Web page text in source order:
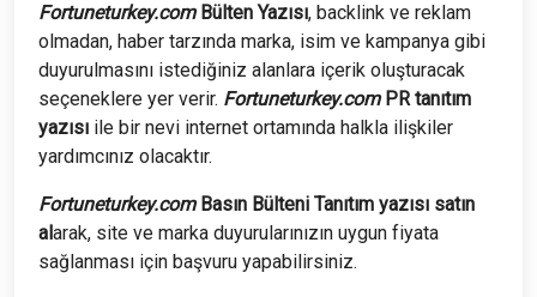
Fortuneturkey.comBülten Yazısı, backlink ve reklam
olmadan, haber tarzında marka, isim ve kampanya gibi
duyurulmasını istediğiniz alanlara içerik oluşturacak
seçeneklere yer verir. Fortuneturkey.comPR tanıtım
yazısı ile bir nevi internet ortamında halkla ilişkiler
yardımcınız olacaktır.
Fortuneturkey.comBasın Bülteni Tanıtım yazısı satın
al arak, site ve marka duyurularınızın uygun fiyata
sağlanması için başvuru yapabilirsiniz.